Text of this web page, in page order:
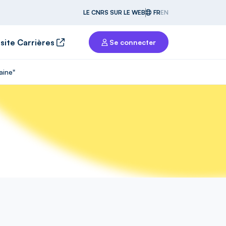
LE CNRS SUR LE WEB FREN
Carrières Se connecter